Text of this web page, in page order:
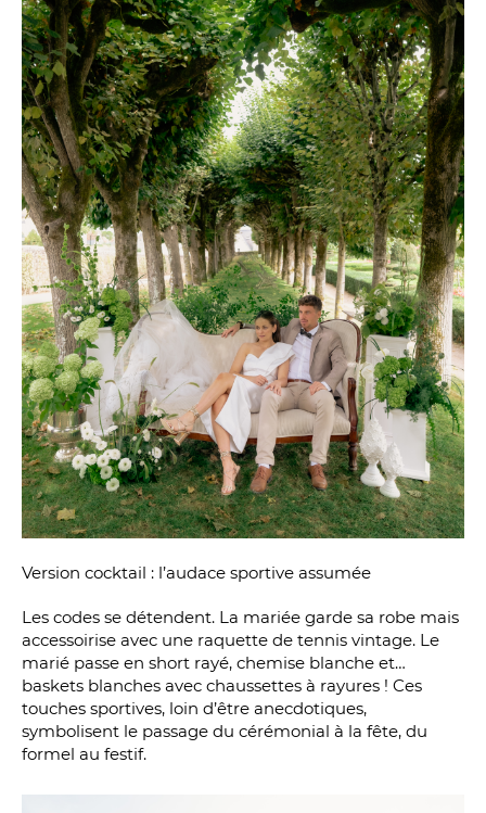
Version cocktail : l’audace sportive assumée
Les codes se détendent. La mariée garde sa robe mais
accessoirise avec une raquette de tennis vintage. Le
marié passe en short rayé, chemise blanche et…
baskets blanches avec chaussettes à rayures ! Ces
touches sportives, loin d’être anecdotiques,
symbolisent le passage du cérémonial à la fête, du
formel au festif.